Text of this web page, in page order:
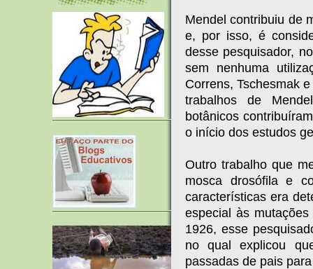
Mendel contribuiu de
e, por isso, é
desse pesquisador,
sem nenhuma
Correns, Tschesmak
trabalhos de
botânicos
o início dos estudos
Outro trabalho que
mosca drosófila e
características era
especial às
1926, esse
no qual explicou
passadas de pais